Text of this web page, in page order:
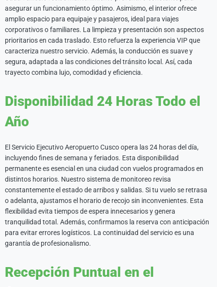
asegurar un funcionamiento óptimo. Asimismo, el interior ofrece
amplio espacio para equipaje y pasajeros, ideal para viajes
corporativos o familiares. La limpieza y presentación son aspectos
prioritarios en cada traslado. Esto refuerza la experiencia VIP que
caracteriza nuestro servicio. Además, la conducción es suave y
segura, adaptada a las condiciones del tránsito local. Así, cada
trayecto combina lujo, comodidad y eficiencia.
Disponibilidad 24 Horas Todo el
Año
El Servicio Ejecutivo Aeropuerto Cusco opera las 24 horas del día,
incluyendo fines de semana y feriados. Esta disponibilidad
permanente es esencial en una ciudad con vuelos programados en
distintos horarios. Nuestro sistema de monitoreo revisa
constantemente el estado de arribos y salidas. Si tu vuelo se retrasa
o adelanta, ajustamos el horario de recojo sin inconvenientes. Esta
flexibilidad evita tiempos de espera innecesarios y genera
tranquilidad total. Además, confirmamos la reserva con anticipación
para evitar errores logísticos. La continuidad del servicio es una
garantía de profesionalismo.
Recepción Puntual en el